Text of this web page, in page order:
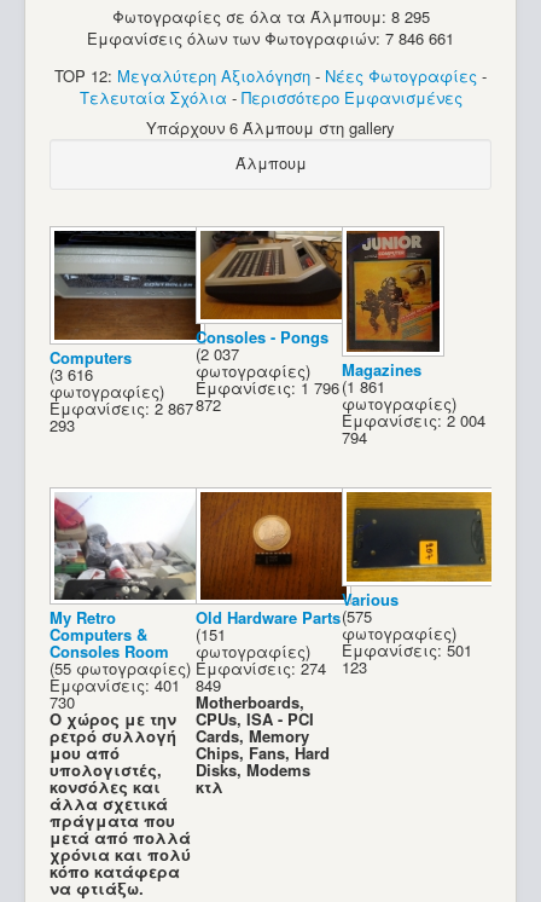
Spectravideo SV-318
Spectravideo SV-318_19
Φωτογραφίες σε όλα τα Άλμπουμ: 8 295
Εμφανίσεις όλων των Φωτογραφιών: 7 846 661
TOP 12: Μεγαλύτερη Αξιολόγηση - Νέες Φωτογραφίες -
Τελευταία Σχόλια - Περισσότερο Εμφανισμένες
Υπάρχουν 6 Άλμπουμ στη gallery
Άλμπουμ
Computers
(3 616
φωτογραφίες)
Εμφανίσεις: 2 867
293
Consoles - Pongs
(2 037
φωτογραφίες)
Εμφανίσεις: 1 796
872
Magazines
(1 861
φωτογραφίες)
Εμφανίσεις: 2 004
794
My Retro
Computers &
Consoles Room
(55 φωτογραφίες)
Εμφανίσεις: 401
730
Ο χώρος με την
ρετρό συλλογή
μου από
υπολογιστές,
κονσόλες και
άλλα σχετικά
πράγματα που
μετά από πολλά
χρόνια και πολύ
κόπο κατάφερα
να φτιάξω.
Old Hardware Parts
(151
φωτογραφίες)
Εμφανίσεις: 274
849
Motherboards,
CPUs, ISA - PCI
Cards, Memory
Chips, Fans, Hard
Disks, Modems
κτλ
Various
(575
φωτογραφίες)
Εμφανίσεις: 501
123